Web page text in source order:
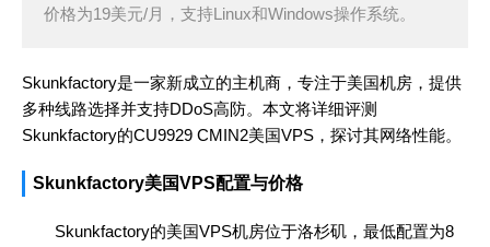
价格为19美元/月，支持Linux和Windows操作系统。
Skunkfactory是一家新成立的主机商，专注于美国机房，提供
多种线路选择并支持DDoS高防。本文将详细评测
Skunkfactory的CU9929 CMIN2美国VPS，探讨其网络性能。
Skunkfactory美国VPS配置与价格
Skunkfactory的美国VPS机房位于洛杉矶，最低配置为8